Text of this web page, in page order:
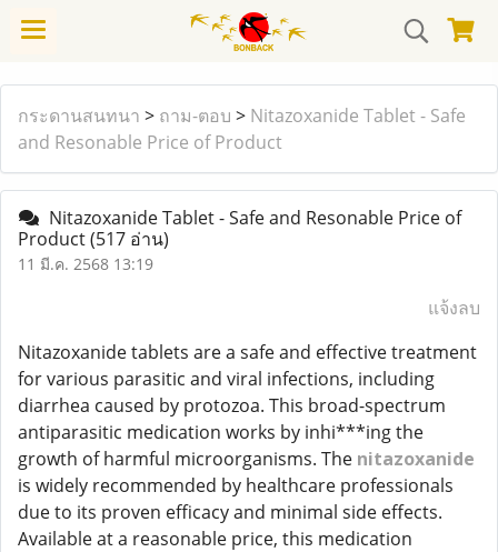
กระดานสนทนา > ถาม-ตอบ > Nitazoxanide Tablet - Safe
and Resonable Price of Product
Nitazoxanide Tablet - Safe and Resonable Price of
Product(517 อ่าน)
11 มี.ค. 2568 13:19
แจ้งลบ
Nitazoxanide tablets are a safe and effective treatment
for various parasitic and viral infections, including
diarrhea caused by protozoa. This broad-spectrum
antiparasitic medication works by inhi***ing the
growth of harmful microorganisms. The nitazoxanide
is widely recommended by healthcare professionals
due to its proven efficacy and minimal side effects.
Available at a reasonable price, this medication